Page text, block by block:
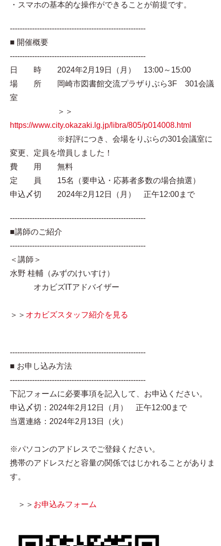
・スマホの基本的な操作ができることが前提です。
-------------------------------------------------------
■ 開催概要
-------------------------------------------------------
日 時 2024年2月19日（月） 13:00～15:00
場 所 岡崎市図書館交流プラザりぶら3F 301会議
室
＞＞
https://www.city.okazaki.lg.jp/libra/805/p014008.html
※好評につき、会場をりぶらの301会議室に
変更、定員を増員しました！
費 用 無料
定 員 15名（要申込・応募者多数の場合抽選）
申込〆切 2024年2月12日（月） 正午12:00まで
-------------------------------------------------------
■講師のご紹介
-------------------------------------------------------
＜講師＞
水野 桂輔（みずのけいすけ）
オカビズITアドバイザー
＞＞ オカビズスタッフ紹介を見る
-------------------------------------------------------
■ お申し込み方法
-------------------------------------------------------
下記フォームに必要事項を記入して、お申込ください。
申込〆切：2024年2月12日（月） 正午12:00まで
当選連絡：2024年2月13日（火）
※パソコンのアドレスでご登録ください。
携帯のアドレスだと容量の関係ではじかれることがありま
す。
＞＞ お申込みフォーム